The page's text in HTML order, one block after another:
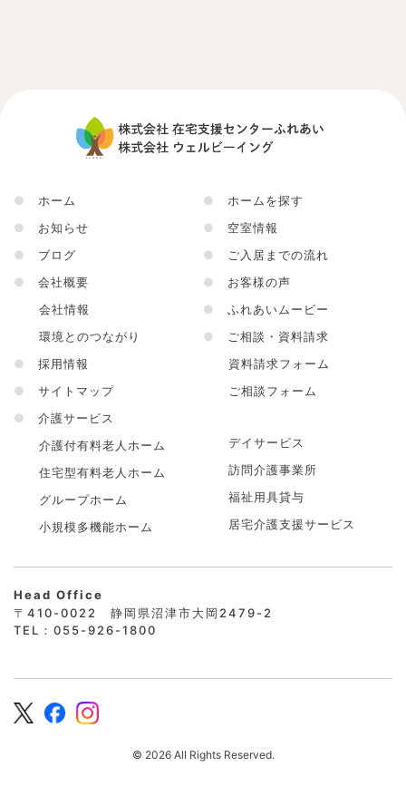
●
ホーム
●
お知らせ
●
ブログ
●
会社概要
会社情報
環境とのつながり
●
採用情報
●
サイトマップ
●
介護サービス
介護付有料老人ホーム
住宅型有料老人ホーム
グループホーム
小規模多機能ホーム
●
ホームを探す
●
空室情報
●
ご入居までの流れ
●
お客様の声
●
ふれあいムービー
●
ご相談・資料請求
資料請求フォーム
ご相談フォーム
デイサービス
訪問介護事業所
福祉用具貸与
居宅介護支援サービス
Head Office
〒410-0022 静岡県沼津市大岡2479-2
TEL：055-926-1800
© 2026 All Rights Reserved.